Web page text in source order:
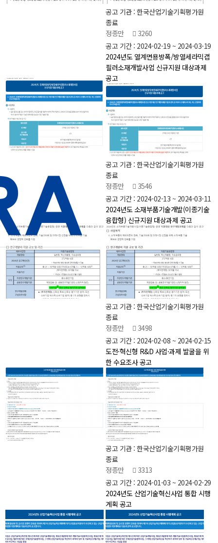
공고 기관 : 한국산업기술기획평가원
종료
정종만
3260
공고 기간 : 2024-02-19 ~ 2024-03-19
2024년도 열계면용방폭/방열세라믹갭
필러소재개발사업 신규지원 대상과제
공고
공고 기관 : 한국산업기술기획평가원
종료
정종만
3546
공고 기간 : 2024-02-13 ~ 2024-03-11
2024년도 소재부품기술개발(이종기술
융합형) 신규지원 대상과제 공고
공고 기관 : 한국산업기술기획평가원
종료
정종만
3498
공고 기간 : 2024-02-08 ~ 2024-02-15
도전·혁신형 R&D 사업·과제 발굴을 위
한 수요조사 공고
공고 기관 : 한국산업기술기획평가원
종료
정종만
3313
공고 기간 : 2024-01-03 ~ 2024-02-29
2024년도 산업기술혁신사업 통합 시행
계획 공고